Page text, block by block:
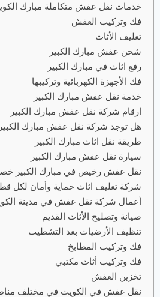
خدمات نقل عفش متكاملة مبارك
فك وتركيب العفش
تغليف الأثاث
شحن عفش مبارك الكبير
رفع اثاث في مبارك الكبير
فك الأجهزة الكهربائية وتركيبها
خدمة نقل عفش مبارك الكبير
ارقام شركة نقل عفش مبارك الكبير
هل توجد شركة نقل عفش مبارك الكبير 24 ساعة؟
طريقة نقل اثاث مبارك الكبير
سيارة نقل عفش مبارك الكبير
نقل عفش رخيص في مبارك الكبير خصم
شركة تغليف اثاث حماية وأمان لكل
أعمال شركة نقل عفش في مدينة
صيانة وتصليح الأثاث القديم
تنظيف الأرضيات بعد التشطيب
فك وتركيب المطابخ
فك وتركيب أثاث مكتبي
تخزين العفش
نقل عفش في الكويت في مختلف